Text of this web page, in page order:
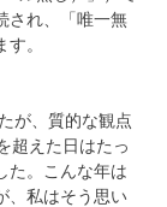
され、「唯一無
。
が、質的な観点
超えた日はたっ
た。こんな年は
、私はそう思い